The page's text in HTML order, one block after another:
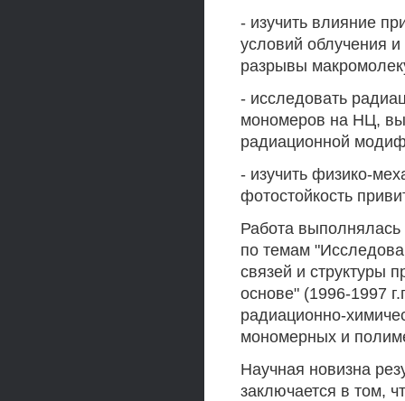
- изучить влияние
условий облучения
разрывы
- исследовать
мономеров на НЦ,
радиационной
- изучить физико-
фотостойкость
Работа
по темам
связей и структуры
основе" (1996-1997
радиационно-
мономерных и
Научная новизна
заключается в том,